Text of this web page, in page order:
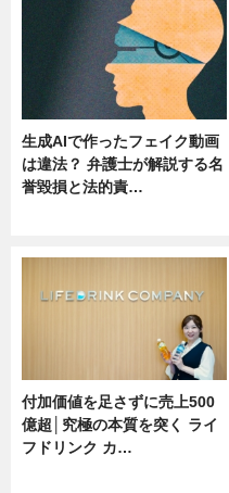
生成AIで作ったフェイク動画
は違法？ 弁護士が解説する名
誉毀損と法的責…
付加価値を足さずに売上500
億超│究極の本質を突く ライ
フドリンク カ…